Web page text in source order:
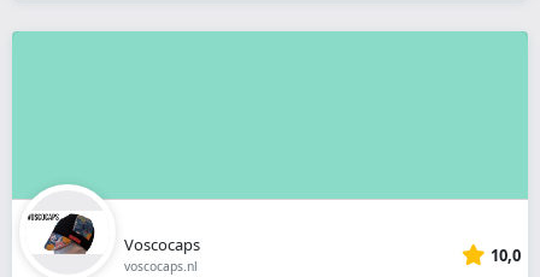
Voscocaps
voscocaps.nl 10,0